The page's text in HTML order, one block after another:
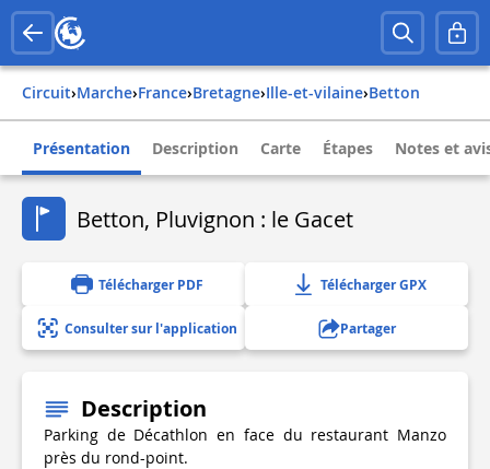
Circuit› Marche› france› bretagne› ille-et-vilaine› betton
Présentation Description Carte Étapes Notes et
Betton, Pluvignon : le Gacet
Télécharger PDF Télécharger GPX
Consulter sur l'application Partager
Description
Parking de Décathlon en face du restaurant Manzo
près du rond-point.